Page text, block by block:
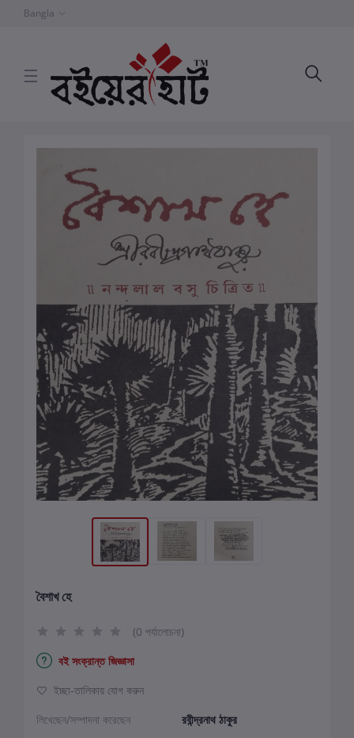
Bangla
বৈশাখ হে
(0 পর্যালোচনা)
বই সংক্রান্ত জিজ্ঞাসা
ইচ্ছা-তালিকায় যোগ করুন
লিখেছেন/সম্পাদনা করেছেন
রবীন্দ্রনাথ ঠাকুর